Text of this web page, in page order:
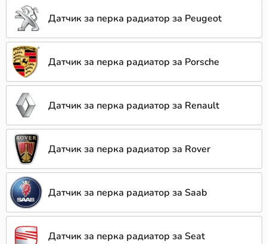
Датчик за перка радиатор за Peugeot
Датчик за перка радиатор за Porsche
Датчик за перка радиатор за Renault
Датчик за перка радиатор за Rover
Датчик за перка радиатор за Saab
Датчик за перка радиатор за Seat